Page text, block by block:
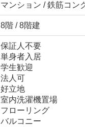
マンション / 鉄筋コン
8階 / 8階建
保証人不要
単身者入居
学生歓迎
法人可
好立地
室内洗濯機置場
フローリング
バルコニー